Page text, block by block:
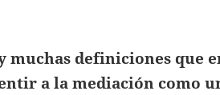
muchas definiciones que
a la mediación como